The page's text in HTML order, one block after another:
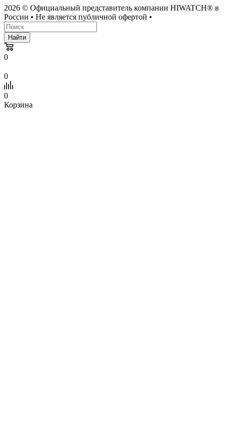
2026 © Официальный представитель компании HIWATCH® в
России • Не является публичной офертой •
Найти
0
0
0
Корзина